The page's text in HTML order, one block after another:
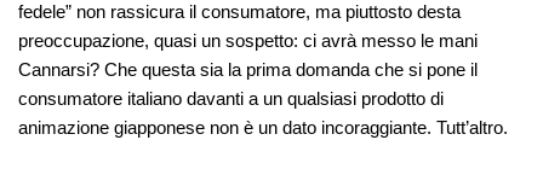
fedele” non rassicura il consumatore, ma piuttosto desta
preoccupazione, quasi un sospetto: ci avrà messo le mani
Cannarsi? Che questa sia la prima domanda che si pone il
consumatore italiano davanti a un qualsiasi prodotto di
animazione giapponese non è un dato incoraggiante. Tutt’altro.